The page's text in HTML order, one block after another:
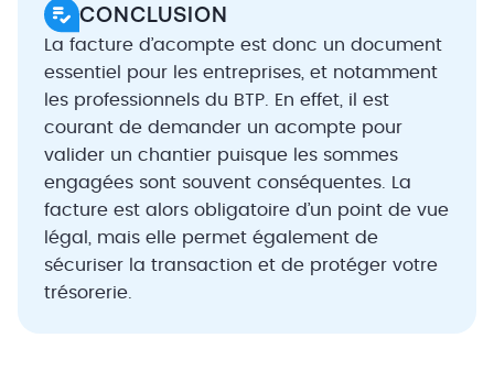
CONCLUSION
La facture d’acompte est donc un document
essentiel pour les entreprises, et notamment
les professionnels du BTP. En effet, il est
courant de demander un acompte pour
valider un chantier puisque les sommes
engagées sont souvent conséquentes. La
facture est alors obligatoire d’un point de vue
légal, mais elle permet également de
sécuriser la transaction et de protéger votre
trésorerie.